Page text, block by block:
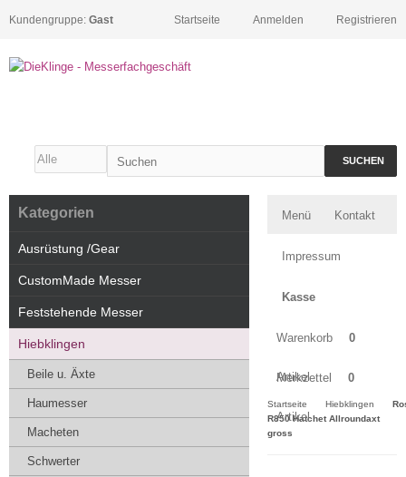
Kundengruppe: Gast Registrieren
Anmelden
Startseite
SUCHEN
Menü Kontakt
Impressum
Kasse
Warenkorb 0
Artikel
Merkzettel 0
Artikel
Startseite Hiebklingen
R850 Hatchet Allroundaxt
gross
Kategorien
Ausrüstung /Gear
CustomMade Messer
Feststehende Messer
Hiebklingen
Beile u. Äxte
Haumesser
Macheten
Schwerter